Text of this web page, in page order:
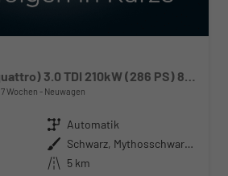
S line quattro (S quattro) 3.0 TDI 210kW (286 PS) 8-Stufen tiptronic
7 Wochen Neuwagen
Getriebe Automatik
Außenfarbe
Schwarz, Mythosschwarz Metallic (0E)
Kilometerstand 5 km